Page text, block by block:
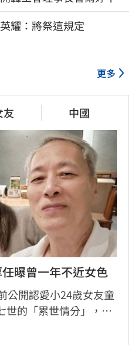
耀：將祭這規定
更多
友 中國
曝曾一年不近女色
公開認愛小24歲女友童
世的「累世情分」，引
版蘇志燮」封號的姜